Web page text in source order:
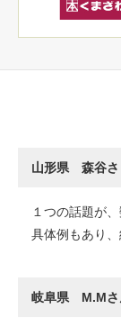
山形県 森谷さ
１つの話題が
具体例もあり、
岐阜県 M.M